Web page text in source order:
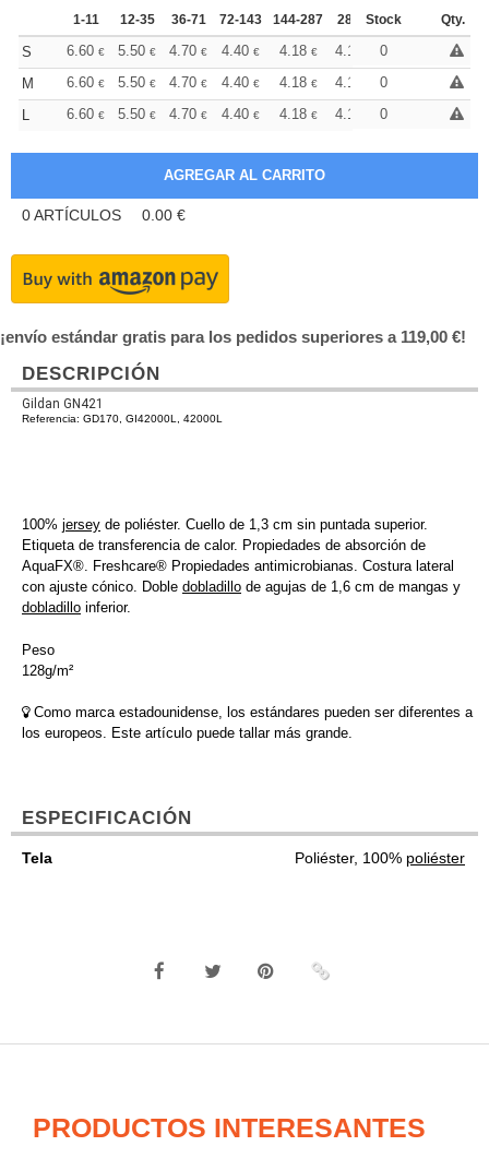
1-11 12-35 36-71 72-143 144-287 288 + Más
Stock Qty.
S 6.60 € 5.50 € 4.70 € 4.40 € 4.18 € 4.14
0
M
6.60 € 5.50 € 4.70 € 4.40 € 4.18 € 4.14
0
L
6.60 € 5.50 € 4.70 € 4.40 € 4.18 € 4.14 0
0ARTÍCULOS 0.00 €
¡envío estándar gratis para los pedidos superiores a 119,00 €!
DESCRIPCIÓN
Gildan GN421
Referencia: GD170, GI42000L, 42000L
100% jersey de poliéster. Cuello de 1,3 cm sin puntada superior.
Etiqueta de transferencia de calor. Propiedades de absorción de
AquaFX®. Freshcare® Propiedades antimicrobianas. Costura lateral
con ajuste cónico. Doble dobladillo de agujas de 1,6 cm de mangas y
dobladillo inferior.
Peso
128g/m²
Como marca estadounidense, los estándares pueden ser diferentes a
los europeos. Este artículo puede tallar más grande.
ESPECIFICACIÓN
Tela Poliéster, 100% poliéster
PRODUCTOS INTERESANTES